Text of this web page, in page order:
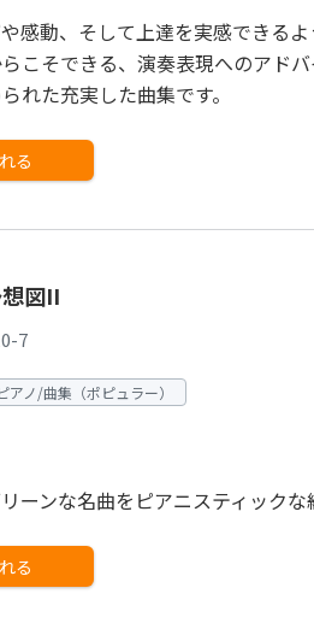
感動、そして上達を実感できる
こそできる、演奏表現へのアド
れた充実した曲集です。
る
図II
7
アノ/曲集（ポピュラー）
ーンな名曲をピアニスティックな
る